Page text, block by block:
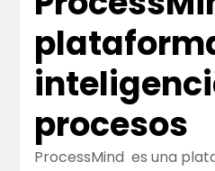
procesos
ProcessMind es una